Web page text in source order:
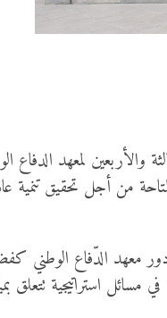
ببرطال حيدر، أشغال الدورة الثالثة
من أجل تحقيق تنمية
دور معهد الدّفاع الوطني
استراتيجية تتعلق